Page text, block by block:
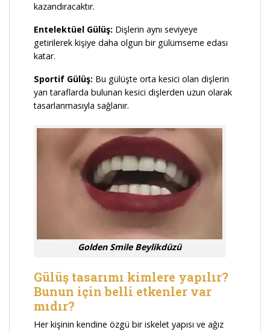
kazandıracaktır.
Entelektüel Gülüş: Dişlerin aynı seviyeye
getirilerek kişiye daha olgun bir gülümseme edası
katar.
Sportif Gülüş: Bu gülüşte orta kesici olan dişlerin
yan taraflarda bulunan kesici dişlerden uzun olarak
tasarlanmasıyla sağlanır.
Golden Smile Beylikdüzü
Gülüş tasarımı kimlere yapılır?
Bunun için belli etkenler var
mıdır?
Her kişinin kendine özgü bir iskelet yapısı ve ağız